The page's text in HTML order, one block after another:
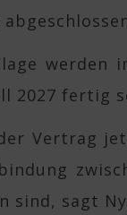
werden
2027 fertig
Vertrag
sind, sagt